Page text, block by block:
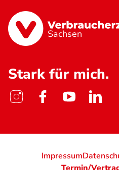
Sachsen
Stark für mich.
Impressum